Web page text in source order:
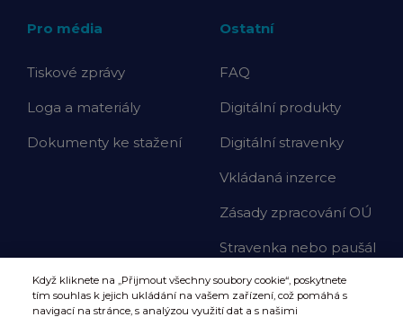
Pro média
Tiskové zprávy
Loga a materiály
Dokumenty ke stažení
Ostatní
FAQ
Digitální produkty
Digitální stravenky
Vkládaná inzerce
Zásady zpracování OÚ
Stravenka nebo paušál
Když kliknete na „Přijmout všechny soubory cookie“, poskytnete
tím souhlas k jejich ukládání na vašem zařízení, což pomáhá s
navigací na stránce, s analýzou využití dat a s našimi